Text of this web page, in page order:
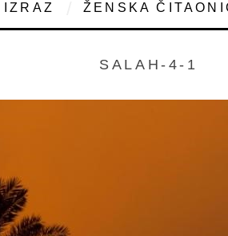
IZRAZ ŽENSKA
SALAH-4-1